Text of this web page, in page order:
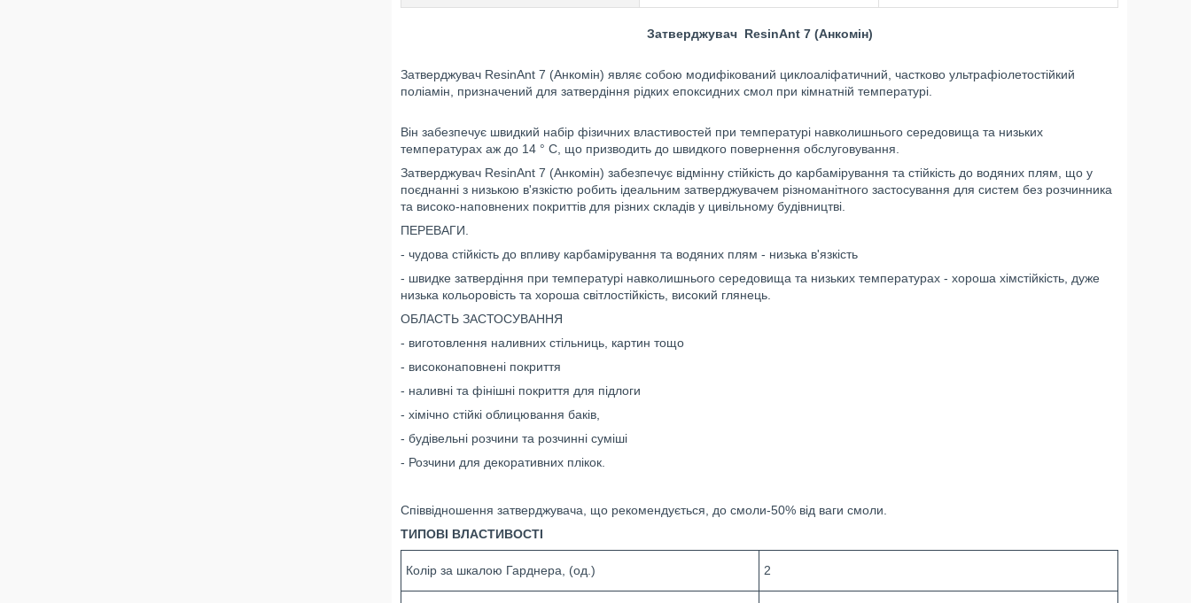
Затверджувач ResinAnt 7 (Анкомін)
Затверджувач ResinAnt 7 (Анкомін) являє собою модифікований циклоаліфатичний, частково ультрафіолетостійкий
поліамін, призначений для затвердіння рідких епоксидних смол при кімнатній температурі.
Він забезпечує швидкий набір фізичних властивостей при температурі навколишнього середовища та низьких
температурах аж до 14 ° С, що призводить до швидкого повернення обслуговування.
Затверджувач ResinAnt 7 (Анкомін) забезпечує відмінну стійкість до карбамірування та стійкість до водяних плям, що у
поєднанні з низькою в'язкістю робить ідеальним затверджувачем різноманітного застосування для систем без розчинника
та високо-наповнених покриттів для різних складів у цивільному будівництві.
ПЕРЕВАГИ.
- чудова стійкість до впливу карбамірування та водяних плям - низька в'язкість
- швидке затвердіння при температурі навколишнього середовища та низьких температурах - хороша хімстійкість, дуже
низька кольоровість та хороша світлостійкість, високий глянець.
ОБЛАСТЬ ЗАСТОСУВАННЯ
- виготовлення наливних стільниць, картин тощо
- високонаповнені покриття
- наливні та фінішні покриття для підлоги
- хімічно стійкі облицювання баків,
- будівельні розчини та розчинні суміші
- Розчини для декоративних плікок.
Співвідношення затверджувача, що рекомендується, до смоли-50% від ваги смоли.
ТИПОВІ ВЛАСТИВОСТІ
Колір за шкалою Гарднера, (од.) 2